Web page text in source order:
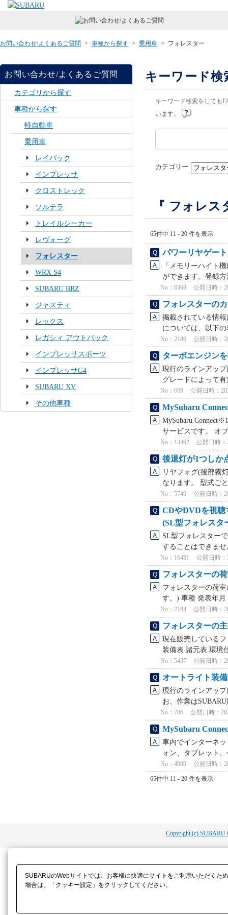
お問い合わせ/よくあるご質問 > 車種から探す > 乗用車 > フォレスター
お問い合わせ/よくあるご質問
カテゴリから探す
車種から探す
軽自動車
乗用車
レイバック
インプレッサ
クロストレック
ソルテラ
トレイルシーカー
レヴォーグ
フォレスター
WRX S4
SUBARU BRZ
ジャスティ
レックス
レガシィ アウトバック
インプレッサスポーツ
インプレッサG4
SUBARU XV
その他車種
キーワード検
キーワード検索をしても
います。
カテゴリー
『 フォレ
65件中 11 - 20 件を表示
パワーリヤゲー
「メモリーハイト
ができます。登録
No：6368 公開日時：
フォレスターの
掲載されている情
については、以下
No：2186 公開日時：
ターボエンジン
現行のラインアッ
グレードによって
No：669 公開日時：
MySubaru
MySubaru
サービスです。 オ
No：13462 公開日時：
後退灯が1つしか
リヤフォグ(後部霧
なります。 型式ご
No：5749 公開日時：
CDやDVDを視聴
(SL型フォレスタ
SL型フォレスター
することはできま
No：16431 公開日時：
フォレスターの
フォレスターの荷
す。) 車種 発表年
No：2184 公開日時：
フォレスターの
現在販売している
装備表 諸元表 環境
No：5437 公開日時：
オートライト装
現行のラインアッ
お、作業は
No：706 公開日時：
MySubaru
車内でインターネ
ォン、タブレット
No：4909 公開日時：
65件中 11 - 20 件を表示
Copyright (c) SUBARU
SUBARUのWebサイトでは、お客様に快適にサイトをご利用いただく
場合は、「クッキー設定」をクリックしてください。​